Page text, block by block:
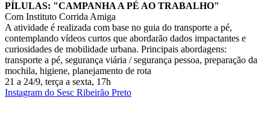
PÍLULAS: "CAMPANHA A PÉ AO TRABALHO"
Com Instituto Corrida Amiga
A atividade é realizada com base no guia do transporte a pé,
contemplando vídeos curtos que abordarão dados impactantes e
curiosidades de mobilidade urbana. Principais abordagens:
transporte a pé, segurança viária / segurança pessoa, preparação da
mochila, higiene, planejamento de rota
21 a 24/9, terça a sexta, 17h
Instagram do Sesc Ribeirão Preto